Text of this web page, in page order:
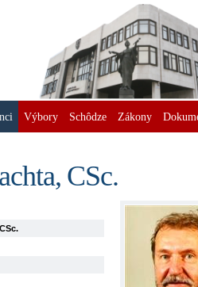
Výbory Schôdze Zákony
CSc.